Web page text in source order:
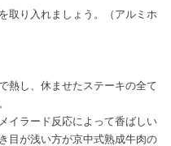
取り入れましょう。（アルミホ
熱し、休ませたステーキの全て
イラード反応によって香ばしい
目が浅い方が京中式熟成牛肉の